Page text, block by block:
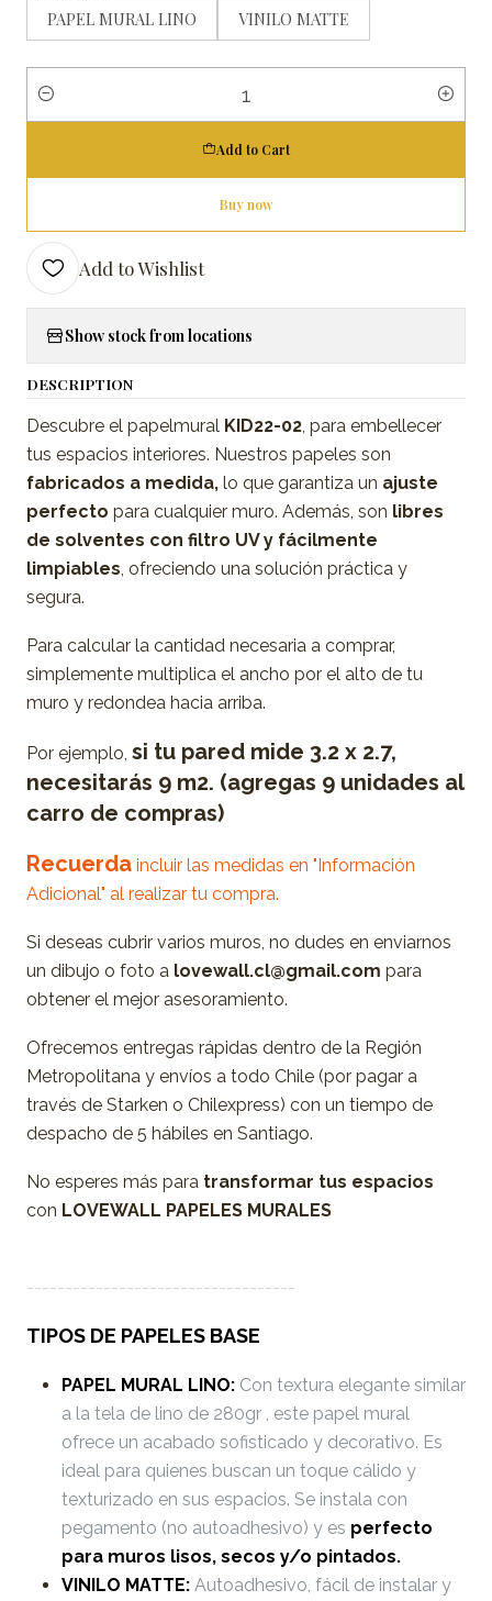
PAPEL MURAL LINO VINILO MATTE
Quantity
Add to Cart
Buy now
Add to Wishlist
Show stock from locations
DESCRIPTION
Descubre el papelmural KID22-02 , para embellecer
tus espacios interiores. Nuestros papeles son
fabricados a medida, lo que garantiza un ajuste
perfecto para cualquier muro. Además, son libres
de solventes con filtro UV y fácilmente
limpiables , ofreciendo una solución práctica y
segura.
Para calcular la cantidad necesaria a comprar,
simplemente multiplica el ancho por el alto de tu
muro y redondea hacia arriba.
Por ejemplo, si tu pared mide 3.2 x 2.7,
necesitarás 9 m2. (agregas 9 unidades al
carro de compras)
Recuerda incluir las medidas en "Información
Adicional" al realizar tu compra.
Si deseas cubrir varios muros, no dudes en enviarnos
un dibujo o foto a lovewall.cl@gmail.com para
obtener el mejor asesoramiento.
Ofrecemos entregas rápidas dentro de la Región
Metropolitana y envíos a todo Chile (por pagar a
través de Starken o Chilexpress) con un tiempo de
despacho de 5 hábiles en Santiago.
No esperes más para transformar tus espacios
con LOVEWALL PAPELES MURALES
-----------------------------------
TIPOS DE PAPELES BASE
PAPEL MURAL LINO: Con textura elegante similar
a la tela de lino de 280gr , este papel mural
ofrece un acabado sofisticado y decorativo. Es
ideal para quienes buscan un toque cálido y
texturizado en sus espacios. Se instala con
pegamento (no autoadhesivo) y es perfecto
para muros lisos, secos y/o pintados.
VINILO MATTE: Autoadhesivo, fácil de instalar y